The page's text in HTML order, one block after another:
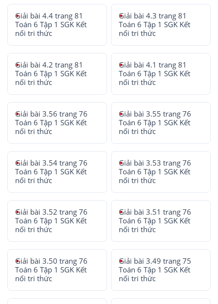
Giải bài 4.4 trang 81
Toán 6 Tập 1 SGK Kết
nối tri thức
Giải bài 4.3 trang 81
Toán 6 Tập 1 SGK Kết
nối tri thức
Giải bài 4.2 trang 81
Toán 6 Tập 1 SGK Kết
nối tri thức
Giải bài 4.1 trang 81
Toán 6 Tập 1 SGK Kết
nối tri thức
Giải bài 3.56 trang 76
Toán 6 Tập 1 SGK Kết
nối tri thức
Giải bài 3.55 trang 76
Toán 6 Tập 1 SGK Kết
nối tri thức
Giải bài 3.54 trang 76
Toán 6 Tập 1 SGK Kết
nối tri thức
Giải bài 3.53 trang 76
Toán 6 Tập 1 SGK Kết
nối tri thức
Giải bài 3.52 trang 76
Toán 6 Tập 1 SGK Kết
nối tri thức
Giải bài 3.51 trang 76
Toán 6 Tập 1 SGK Kết
nối tri thức
Giải bài 3.50 trang 76
Toán 6 Tập 1 SGK Kết
nối tri thức
Giải bài 3.49 trang 75
Toán 6 Tập 1 SGK Kết
nối tri thức